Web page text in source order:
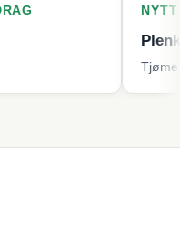
NYTT
Plenklipping